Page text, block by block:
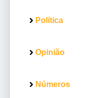
Política
Opinião
Números